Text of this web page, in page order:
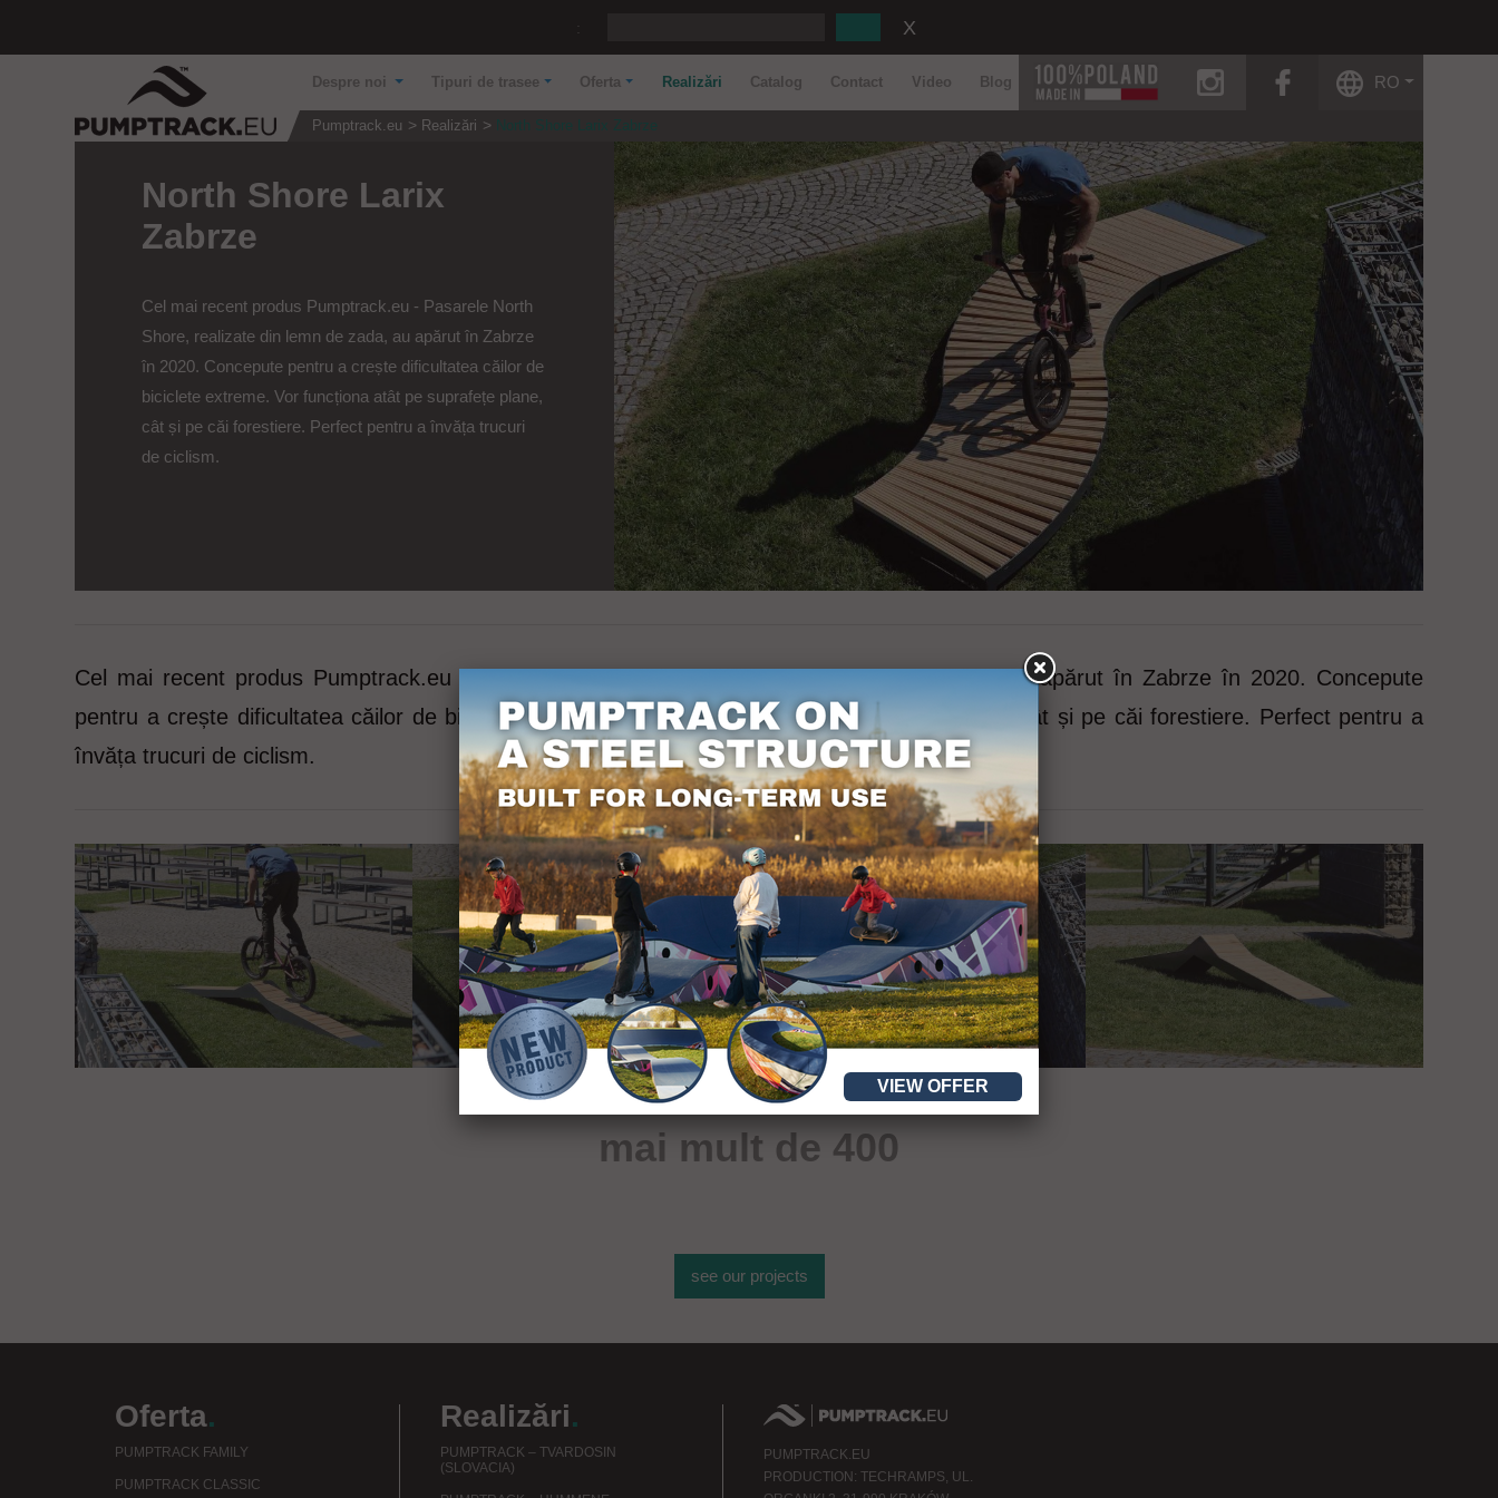
Despre noi Tipuri de trasee Oferta Realizări Catalog Contact Video Blog
instagram
RO
Pumptrack.eu Realizări North Shore Larix Zabrze
North Shore Larix
Zabrze
Cel mai recent produs Pumptrack.eu - Pasarele North
Shore, realizate din lemn de zada, au apărut în Zabrze
în 2020. Concepute pentru a crește dificultatea căilor de
biciclete extreme. Vor funcționa atât pe suprafețe plane,
cât și pe căi forestiere. Perfect pentru a învăța trucuri
de ciclism.
Cel mai recent produs Pumptrack.eu - Pasarele North Shore, realizate din lemn de zada, au apărut în Zabrze în 2020. Concepute
pentru a crește dificultatea căilor de biciclete extreme. Vor funcționa atât pe suprafețe plane, cât și pe căi forestiere. Perfect pentru a
învăța trucuri de ciclism.
mai mult de 400
see our projects
Oferta.
PUMPTRACK FAMILY
PUMPTRACK CLASSIC
Realizări.
PUMPTRACK – TVARDOSIN
(SLOVACIA)
PUMPTRACK.EU
PRODUCTION: TECHRAMPS, UL.
VIEW OFFER